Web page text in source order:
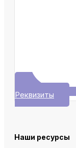
Реквизиты
Наши ресурсы